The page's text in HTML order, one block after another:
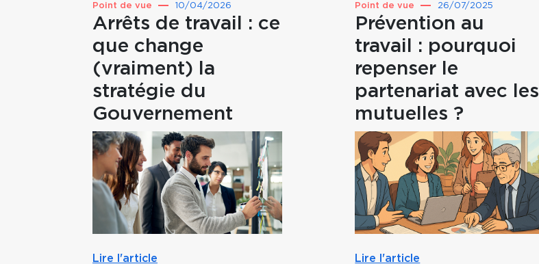
Point de vue 10/04/2026
Arrêts de travail : ce
que change
(vraiment) la
stratégie du
Gouvernement
Lire l'article
Point de vue 26/07/2025
Prévention au
travail : pourquoi
repenser le
partenariat avec les
mutuelles ?
Lire l'article